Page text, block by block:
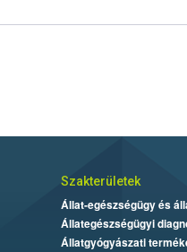
Szakterületek
Állat-egészségügy és
Állategészségügyi
Állatgyógyászati